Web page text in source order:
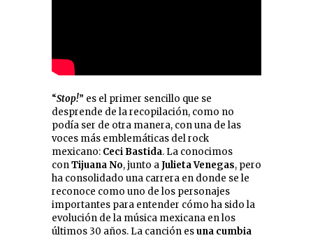
“Stop!” es el primer sencillo que se
desprende de la recopilación, como no
podía ser de otra manera, con una de las
voces más emblemáticas del rock
mexicano: Ceci Bastida. La conocimos
conTijuana No, junto aJulieta Venegas, pero
ha consolidado una carrera en donde se le
reconoce como uno de los personajes
importantes para entender cómo ha sido la
evolución de la música mexicana en los
últimos 30 años. La canción esuna cumbia